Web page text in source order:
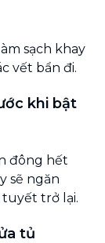
sạch khay
vết bẩn đi.
khi bật
đông hết
sẽ ngăn
trở lại.
tủ